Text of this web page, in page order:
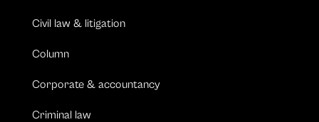
Civil law & litigation
Column
Corporate & accountancy
Criminal law